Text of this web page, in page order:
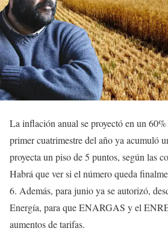
La inflación anual se proyectó en un
primer cuatrimestre del año ya acumuló
proyecta un piso de 5 puntos, según las
Habrá que ver si el número queda
6. Además, para junio ya se autorizó,
Energía, para que ENARGAS y el
aumentos de tarifas.